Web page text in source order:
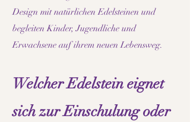
Design mit natürlichen Edelsteinen und
begleiten Kinder, Jugendliche und
Erwachsene auf ihrem neuen Lebensweg.
Welcher Edelstein eignet
sich zur Einschulung oder